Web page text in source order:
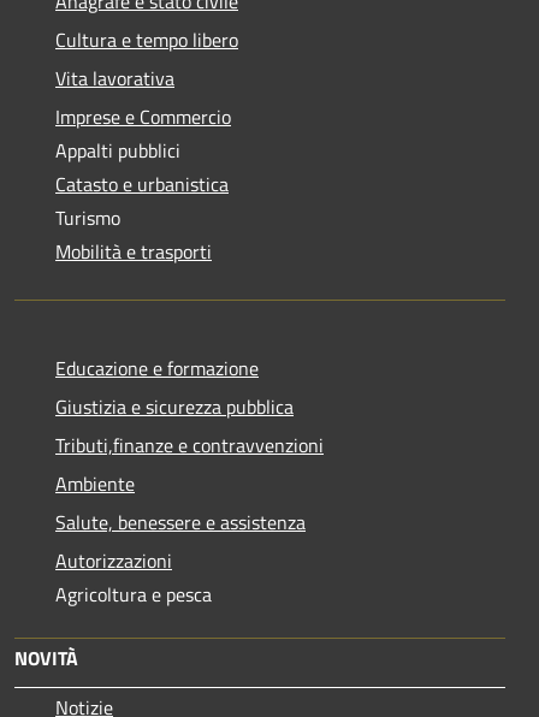
Cultura e tempo libero
Vita lavorativa
Imprese e Commercio
Appalti pubblici
Catasto e urbanistica
Turismo
Mobilità e trasporti
Educazione e formazione
Giustizia e sicurezza pubblica
Tributi,finanze e contravvenzioni
Ambiente
Salute, benessere e assistenza
Autorizzazioni
Agricoltura e pesca
NOVITÀ
Notizie